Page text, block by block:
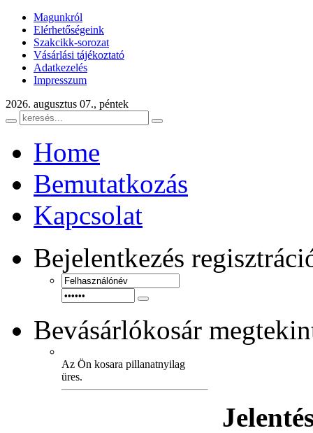
Magunkról
Elérhetőségeink
Szakcikk-sorozat
Vásárlási tájékoztató
Adatkezelés
Impresszum
2026. augusztus 07., péntek
Home
Bemutatkozás
Kapcsolat
Bejelentkezés
Bevásárlókosár
Az Ön kosara pillanatnyilag
üres.